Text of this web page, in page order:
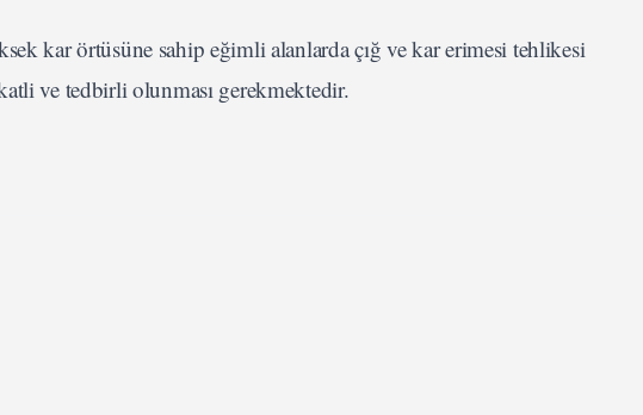
kar örtüsüne sahip eğimli alanlarda çığ ve kar erimesi tehlikesi
ve tedbirli olunması gerekmektedir.